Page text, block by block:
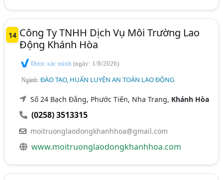
14 Công Ty TNHH Dịch Vụ Môi Trường Lao
Động Khánh Hòa
Được xác minh(ngày: 1/8/2026)
Ngành:ĐÀO TẠO, HUẤN LUYỆN AN TOÀN LAO ĐỘNG
Số 24 Bạch Đằng, Phước Tiến, Nha Trang, Khánh Hòa
(0258) 3513315
moitruonglaodongkhanhhoa@gmail.com
www.moitruonglaodongkhanhhoa.com